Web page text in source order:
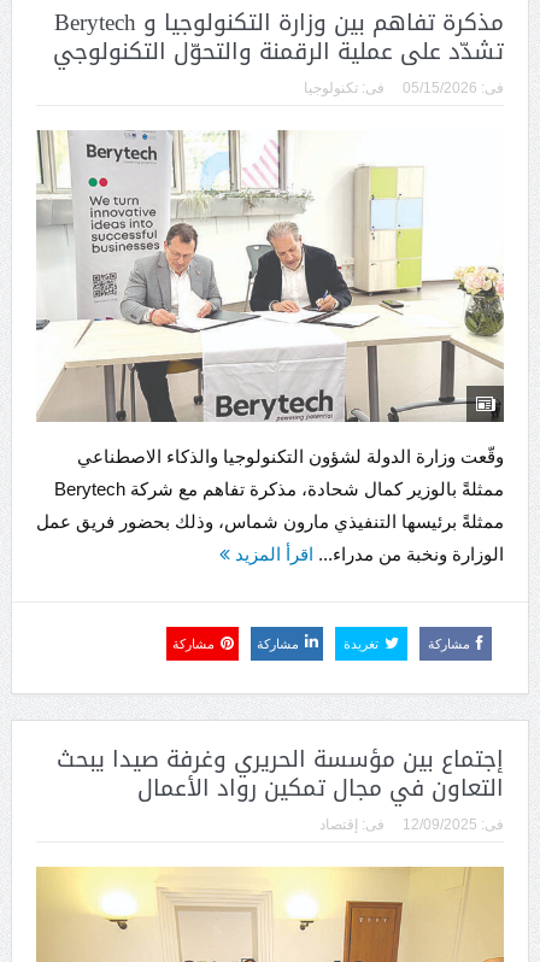
مذكرة تفاهم بين وزارة التكنولوجيا و Berytech
تشدّد على عملية الرقمنة والتحوّل التكنولوجي
فى: 05/15/2026 فى: تكنولوجيا
وقّعت وزارة الدولة لشؤون التكنولوجيا والذكاء الاصطناعي
ممثلةً بالوزير كمال شحادة، مذكرة تفاهم مع شركة Berytech
ممثلةً برئيسها التنفيذي مارون شماس، وذلك بحضور فريق عمل
الوزارة ونخبة من مدراء... اقرأ المزيد
مشاركة تغريدة مشاركة مشاركة
إجتماع بين مؤسسة الحريري وغرفة صيدا يبحث
التعاون في مجال تمكين رواد الأعمال
فى: 12/09/2025 فى: إقتصاد